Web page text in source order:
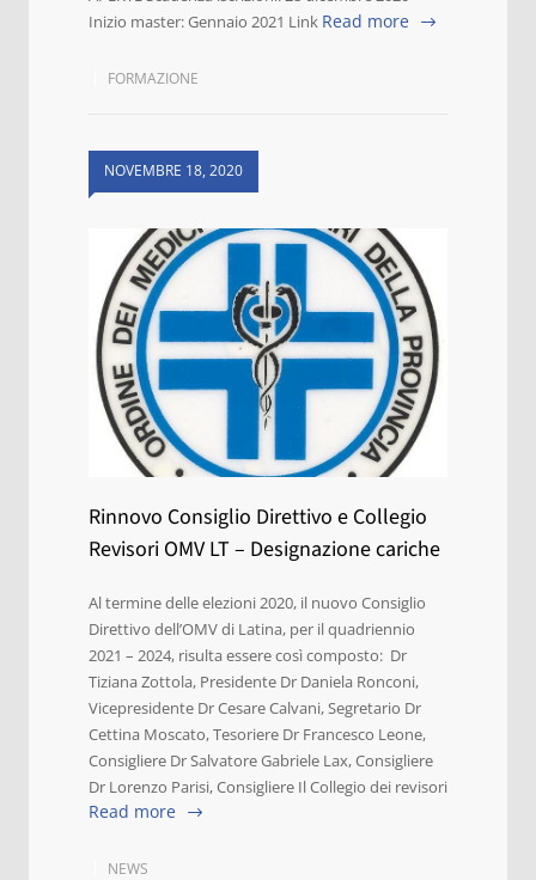
Inizio master: Gennaio 2021 Link Read more
FORMAZIONE
NOVEMBRE 18, 2020
Rinnovo Consiglio Direttivo e Collegio
Revisori OMV LT – Designazione cariche
Al termine delle elezioni 2020, il nuovo Consiglio
Direttivo dell’OMV di Latina, per il quadriennio
2021 – 2024, risulta essere così composto: Dr
Tiziana Zottola, Presidente Dr Daniela Ronconi,
Vicepresidente Dr Cesare Calvani, Segretario Dr
Cettina Moscato, Tesoriere Dr Francesco Leone,
Consigliere Dr Salvatore Gabriele Lax, Consigliere
Dr Lorenzo Parisi, Consigliere Il Collegio dei revisori
Read more
NEWS